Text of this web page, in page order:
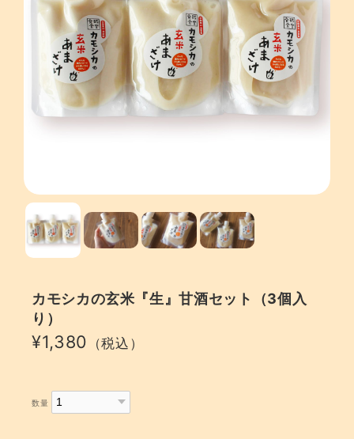
カモシカの玄米『生』甘酒セット（3個入
り）
¥1,380 （税込）
数量